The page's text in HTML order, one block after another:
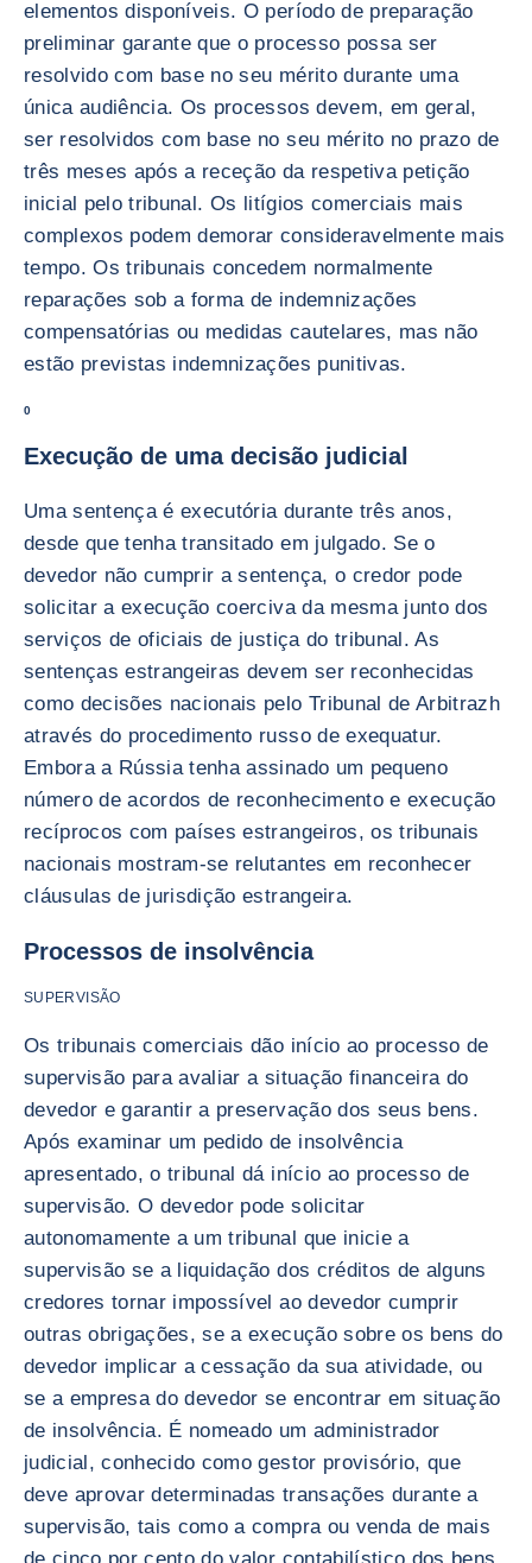
elementos disponíveis. O período de preparação
preliminar garante que o processo possa ser
resolvido com base no seu mérito durante uma
única audiência. Os processos devem, em geral,
ser resolvidos com base no seu mérito no prazo de
três meses após a receção da respetiva petição
inicial pelo tribunal. Os litígios comerciais mais
complexos podem demorar consideravelmente mais
tempo. Os tribunais concedem normalmente
reparações sob a forma de indemnizações
compensatórias ou medidas cautelares, mas não
estão previstas indemnizações punitivas.
0
Execução de uma decisão judicial
Uma sentença é executória durante três anos,
desde que tenha transitado em julgado. Se o
devedor não cumprir a sentença, o credor pode
solicitar a execução coerciva da mesma junto dos
serviços de oficiais de justiça do tribunal. As
sentenças estrangeiras devem ser reconhecidas
como decisões nacionais pelo Tribunal de Arbitrazh
através do procedimento russo de exequatur.
Embora a Rússia tenha assinado um pequeno
número de acordos de reconhecimento e execução
recíprocos com países estrangeiros, os tribunais
nacionais mostram-se relutantes em reconhecer
cláusulas de jurisdição estrangeira.
Processos de insolvência
SUPERVISÃO
Os tribunais comerciais dão início ao processo de
supervisão para avaliar a situação financeira do
devedor e garantir a preservação dos seus bens.
Após examinar um pedido de insolvência
apresentado, o tribunal dá início ao processo de
supervisão. O devedor pode solicitar
autonomamente a um tribunal que inicie a
supervisão se a liquidação dos créditos de alguns
credores tornar impossível ao devedor cumprir
outras obrigações, se a execução sobre os bens do
devedor implicar a cessação da sua atividade, ou
se a empresa do devedor se encontrar em situação
de insolvência. É nomeado um administrador
judicial, conhecido como gestor provisório, que
deve aprovar determinadas transações durante a
supervisão, tais como a compra ou venda de mais